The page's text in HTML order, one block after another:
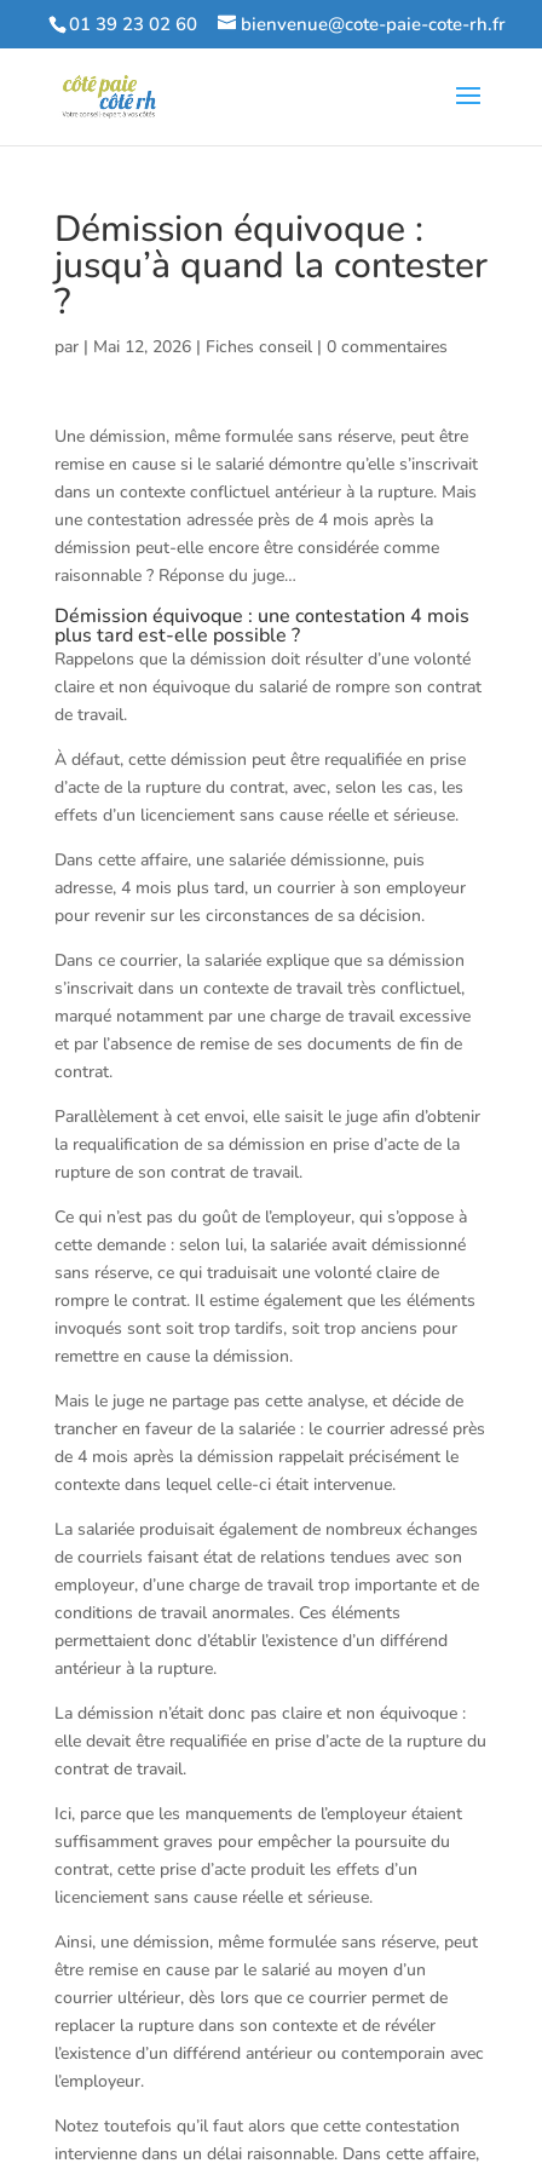
01 39 23 02 60 bienvenue@cote-paie-cote-rh.fr
Démission équivoque :
jusqu’à quand la contester
?
par | Mai 12, 2026| Fiches conseil| 0 commentaires
Une démission, même formulée sans réserve, peut être
remise en cause si le salarié démontre qu’elle s’inscrivait
dans un contexte conflictuel antérieur à la rupture. Mais
une contestation adressée près de 4 mois après la
démission peut-elle encore être considérée comme
raisonnable ? Réponse du juge…
Démission équivoque : une contestation 4 mois
plus tard est-elle possible ?
Rappelons que la démission doit résulter d’une volonté
claire et non équivoque du salarié de rompre son contrat
de travail.
À défaut, cette démission peut être requalifiée en prise
d’acte de la rupture du contrat, avec, selon les cas, les
effets d’un licenciement sans cause réelle et sérieuse.
Dans cette affaire, une salariée démissionne, puis
adresse, 4 mois plus tard, un courrier à son employeur
pour revenir sur les circonstances de sa décision.
Dans ce courrier, la salariée explique que sa démission
s’inscrivait dans un contexte de travail très conflictuel,
marqué notamment par une charge de travail excessive
et par l’absence de remise de ses documents de fin de
contrat.
Parallèlement à cet envoi, elle saisit le juge afin d’obtenir
la requalification de sa démission en prise d’acte de la
rupture de son contrat de travail.
Ce qui n’est pas du goût de l’employeur, qui s’oppose à
cette demande : selon lui, la salariée avait démissionné
sans réserve, ce qui traduisait une volonté claire de
rompre le contrat. Il estime également que les éléments
invoqués sont soit trop tardifs, soit trop anciens pour
remettre en cause la démission.
Mais le juge ne partage pas cette analyse, et décide de
trancher en faveur de la salariée : le courrier adressé près
de 4 mois après la démission rappelait précisément le
contexte dans lequel celle-ci était intervenue.
La salariée produisait également de nombreux échanges
de courriels faisant état de relations tendues avec son
employeur, d’une charge de travail trop importante et de
conditions de travail anormales. Ces éléments
permettaient donc d’établir l’existence d’un différend
antérieur à la rupture.
La démission n’était donc pas claire et non équivoque :
elle devait être requalifiée en prise d’acte de la rupture du
contrat de travail.
Ici, parce que les manquements de l’employeur étaient
suffisamment graves pour empêcher la poursuite du
contrat, cette prise d’acte produit les effets d’un
licenciement sans cause réelle et sérieuse.
Ainsi, une démission, même formulée sans réserve, peut
être remise en cause par le salarié au moyen d’un
courrier ultérieur, dès lors que ce courrier permet de
replacer la rupture dans son contexte et de révéler
l’existence d’un différend antérieur ou contemporain avec
l’employeur.
Notez toutefois qu’il faut alors que cette contestation
intervienne dans un délai raisonnable. Dans cette affaire,